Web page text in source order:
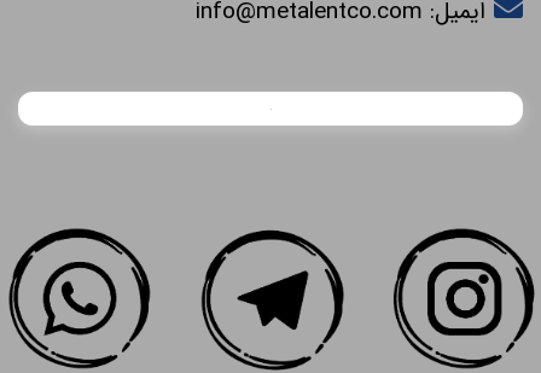
ایمیل:info@metalentco.com